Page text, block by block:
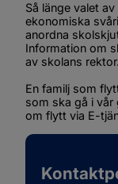
Så länge valet
ekonomiska
anordna
Information om
av skolans rektor.
En familj som
som ska gå i vår
om flytt via E-